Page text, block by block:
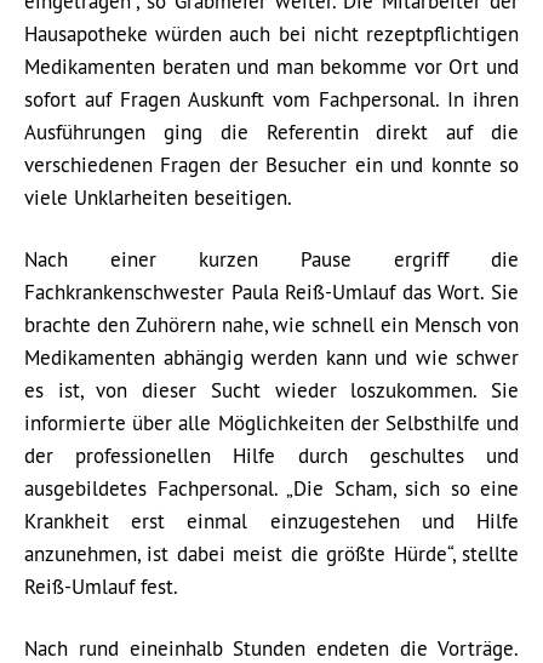
Hausapotheke würden auch bei nicht rezeptpflichtigen
Medikamenten beraten und man bekomme vor Ort und
sofort auf Fragen Auskunft vom Fachpersonal. In ihren
Ausführungen ging die Referentin direkt auf die
verschiedenen Fragen der Besucher ein und konnte so
viele Unklarheiten beseitigen.
Nach einer kurzen Pause ergriff die
Fachkrankenschwester Paula Reiß-Umlauf das Wort. Sie
brachte den Zuhörern nahe, wie schnell ein Mensch von
Medikamenten abhängig werden kann und wie schwer
es ist, von dieser Sucht wieder loszukommen. Sie
informierte über alle Möglichkeiten der Selbsthilfe und
der professionellen Hilfe durch geschultes und
ausgebildetes Fachpersonal. „Die Scham, sich so eine
Krankheit erst einmal einzugestehen und Hilfe
anzunehmen, ist dabei meist die größte Hürde“, stellte
Reiß-Umlauf fest.
Nach rund eineinhalb Stunden endeten die Vorträge.